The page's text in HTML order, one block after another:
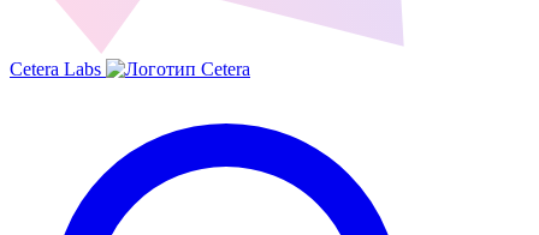
Cetera Labs